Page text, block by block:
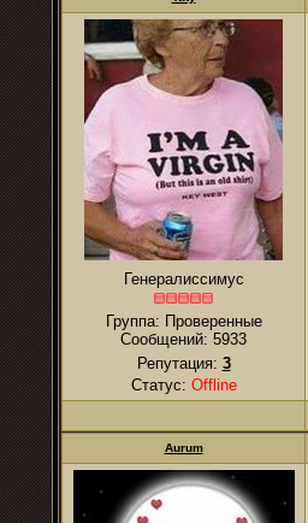
Генералиссимус
Группа: Проверенные
Сообщений: 5933
Репутация: 3
Статус: Offline
Aurum